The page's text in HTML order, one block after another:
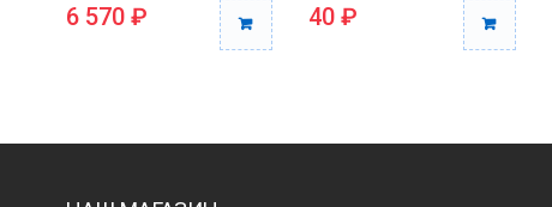
6 570 ₽ 40 ₽